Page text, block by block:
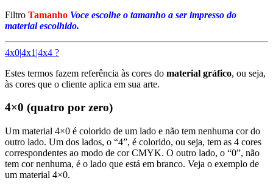
Filtro Tamanho Voce escolhe o tamanho a ser impresso do
material escolhido.
4x0|4x1|4x4 ?
Estes termos fazem referência às cores do material gráfico, ou seja,
às cores que o cliente aplica em sua arte.
4×0 (quatro por zero)
Um material 4×0 é colorido de um lado e não tem nenhuma cor do
outro lado. Um dos lados, o “4”, é colorido, ou seja, tem as 4 cores
correspondentes ao modo de cor CMYK. O outro lado, o “0”, não
tem cor nenhuma, é o lado que está em branco. Veja o exemplo de
um material 4×0.